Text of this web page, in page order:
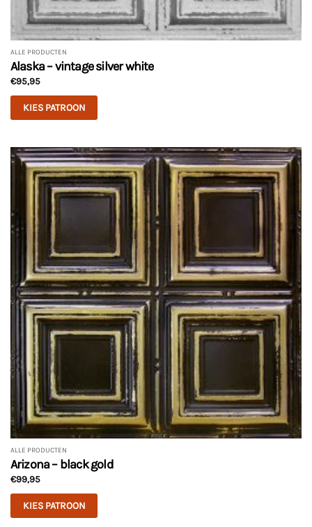
ALLE PRODUCTEN
Alaska – vintage silver white
€95,95
KIES PATROON
ALLE PRODUCTEN
Arizona – black gold
€99,95
KIES PATROON